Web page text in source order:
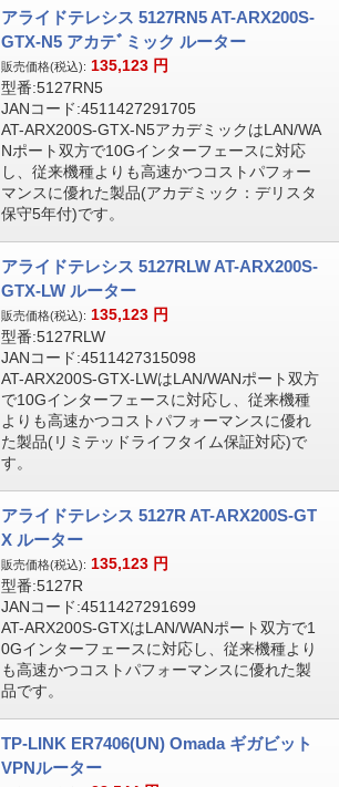
アライドテレシス 5127RN5 AT-ARX200S-
GTX-N5 アカテﾞミック ルーター
販売価格(税込): 135,123 円
型番:5127RN5
JANコード:4511427291705
AT-ARX200S-GTX-N5アカデミックはLAN/WA
Nポート双方で10Gインターフェースに対応
し、従来機種よりも高速かつコストパフォー
マンスに優れた製品(アカデミック：デリスタ
保守5年付)です。
アライドテレシス 5127RLW AT-ARX200S-
GTX-LW ルーター
販売価格(税込): 135,123 円
型番:5127RLW
JANコード:4511427315098
AT-ARX200S-GTX-LWはLAN/WANポート双方
で10Gインターフェースに対応し、従来機種
よりも高速かつコストパフォーマンスに優れ
た製品(リミテッドライフタイム保証対応)で
す。
アライドテレシス 5127R AT-ARX200S-GT
X ルーター
販売価格(税込): 135,123 円
型番:5127R
JANコード:4511427291699
AT-ARX200S-GTXはLAN/WANポート双方で1
0Gインターフェースに対応し、従来機種より
も高速かつコストパフォーマンスに優れた製
品です。
TP-LINK ER7406(UN) Omada ギガビット
VPNルーター